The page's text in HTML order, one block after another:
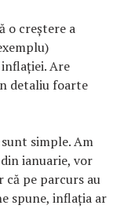
o creștere a
Are
detaliu foarte
simple. Am
ianuarie, vor
că pe parcurs au
spune, inflația ar